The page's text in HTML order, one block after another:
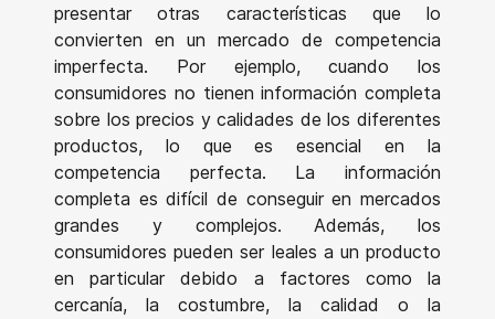
presentar otras características que lo
convierten en un mercado de competencia
imperfecta. Por ejemplo, cuando los
consumidores no tienen información completa
sobre los precios y calidades de los diferentes
productos, lo que es esencial en la
competencia perfecta. La información
completa es difícil de conseguir en mercados
grandes y complejos. Además, los
consumidores pueden ser leales a un producto
en particular debido a factores como la
cercanía, la costumbre, la calidad o la